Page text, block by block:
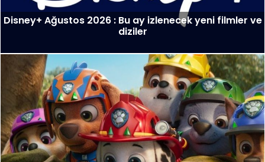
Disney+ Ağustos 2026 : Bu ay izlenecek yeni filmler ve
diziler